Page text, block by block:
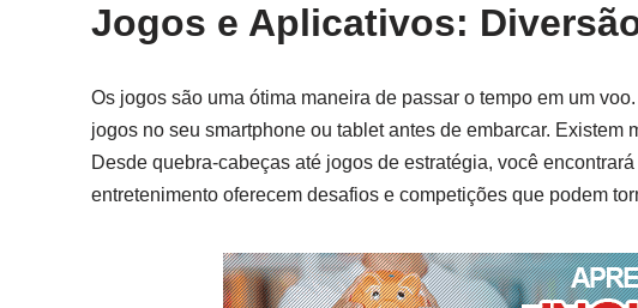
Jogos e Aplicativos:
Os jogos são uma ótima maneira de passar o tempo em um
jogos no seu smartphone ou tablet antes de embarcar.
Desde quebra-cabeças até jogos de estratégia, você
entretenimento oferecem desafios e competições que podem